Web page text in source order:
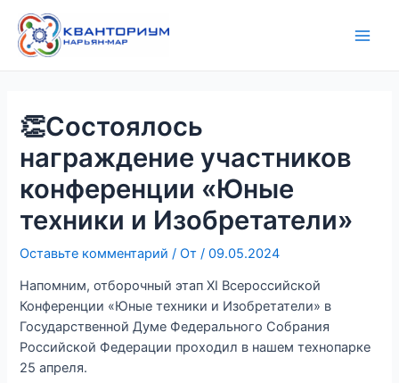
содержимому
👏Состоялось
награждение участников
конференции «Юные
техники и Изобретатели»
Оставьте комментарий / От/09.05.2024
Напомним, отборочный этап XI Всероссийской
Конференции «Юные техники и Изобретатели» в
Государственной Думе Федерального Собрания
Российской Федерации проходил в нашем технопарке
25 апреля.
по
записям